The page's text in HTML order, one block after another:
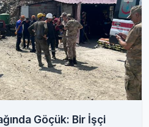
Göçük: Bir İşçi